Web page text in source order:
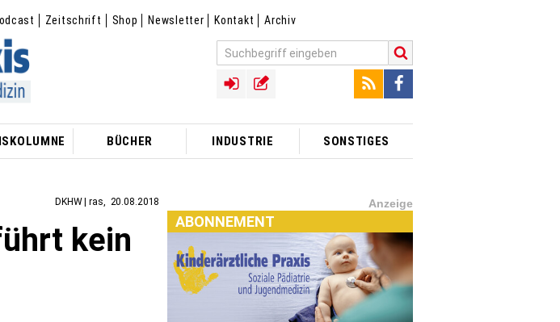
Zeitschrift Shop Newsletter Kontakt Archiv
BÜCHER INDUSTRIE SONSTIGES
DKHW | ras 20.08.2018
kein
Anzeige
ABONNEMENT